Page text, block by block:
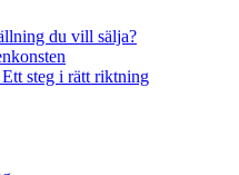
du vill sälja?
steg i rätt riktning